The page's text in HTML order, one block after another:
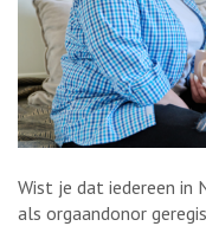
Wist je dat iedereen in
als orgaandonor